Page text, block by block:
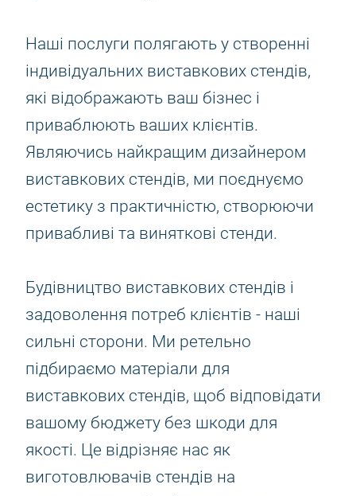
Наші послуги полягають у створенні
індивідуальних виставкових стендів,
які відображають ваш бізнес і
приваблюють ваших клієнтів.
Являючись найкращим дизайнером
виставкових стендів, ми поєднуємо
естетику з практичністю, створюючи
привабливі та виняткові стенди.
Будівництво виставкових стендів і
задоволення потреб клієнтів - наші
сильні сторони. Ми ретельно
підбираємо матеріали для
виставкових стендів, щоб відповідати
вашому бюджету без шкоди для
якості. Це відрізняє нас як
виготовлювачів стендів на